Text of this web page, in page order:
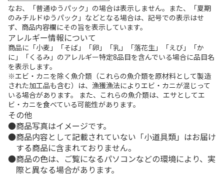
なお、「普通ゆうパック」の場合は表示しません。また、「夏期
のみチルドゆうパック」などとなる場合は、記号での表示はせ
ず、商品内容欄にその旨を表示しています。
アレルギー情報について
商品に「小麦」「そば」「卵」「乳」「落花生」「えび」「か
に」「くるみ」のアレルギー特定8品目を含んでいる場合に品目名
を表示します。
※エビ・カニを除く魚介類（これらの魚介類を原材料として製造
された加工品も含む）は、漁獲漁法によりエビ・カニが混じって
いる場合があります。 また、これらの魚介類は、エサとしてエ
ビ・カニを食べている可能性があります。
その他
商品写真はイメージです。
商品内容として記載されていない「小道具類」はお届け
する商品に含まれておりません。
商品の色は、ご覧になるパソコンなどの環境により、実
際と異なる場合があります。